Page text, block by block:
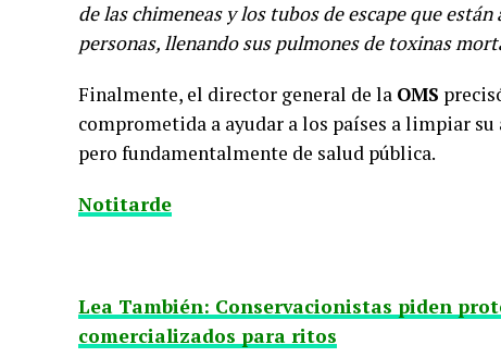
de las chimeneas y los tubos de escape que
personas, llenando sus pulmones de toxinas
Finalmente, el director general de la OMS
comprometida a ayudar a los países a limpiar
pero fundamentalmente de salud pública.
Notitarde
Lea También: Conservacionistas piden
comercializados para ritos